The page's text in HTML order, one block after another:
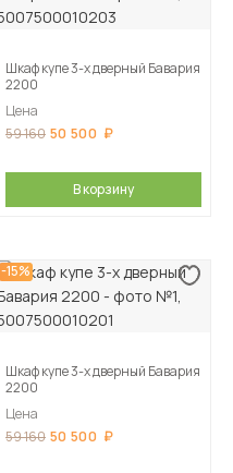
Шкаф купе 3-х дверный Бавария
2200
Цена
59 160 50 500
В корзину
-15%
Шкаф купе 3-х дверный Бавария
2200
Цена
59 160 50 500